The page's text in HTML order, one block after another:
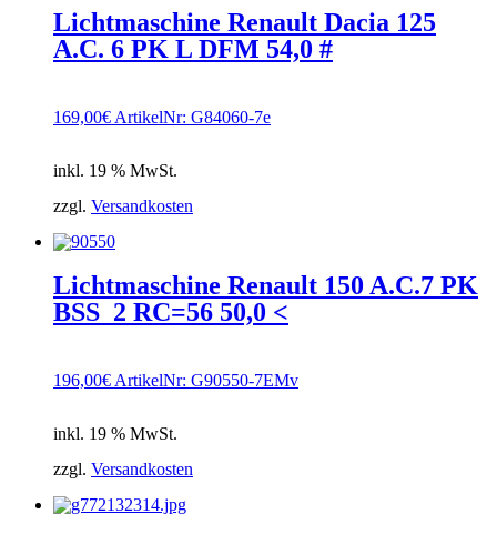
Lichtmaschine Renault Dacia 125
A.C. 6 PK L DFM 54,0 #
169,00€ ArtikelNr: G84060-7e
inkl. 19 % MwSt.
zzgl. Versandkosten
Lichtmaschine Renault 150 A.C.7 PK
BSS_2 RC=56 50,0 <
196,00€ ArtikelNr: G90550-7EMv
inkl. 19 % MwSt.
zzgl. Versandkosten